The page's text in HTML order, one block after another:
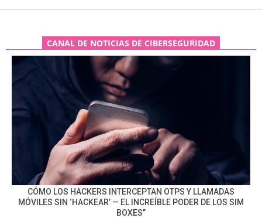
CANAL DE NOTICIAS DE CIBERSEGURIDAD
CÓMO LOS HACKERS INTERCEPTAN OTPS Y LLAMADAS
MÓVILES SIN ‘HACKEAR’ — EL INCREÍBLE PODER DE LOS SIM
BOXES”